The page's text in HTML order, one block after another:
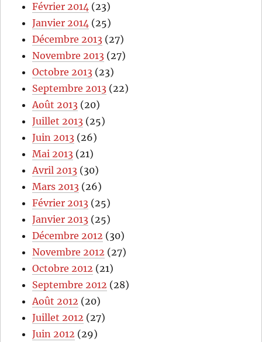
Février 2014 (23)
Janvier 2014 (25)
Décembre 2013 (27)
Novembre 2013 (27)
Octobre 2013 (23)
Septembre 2013 (22)
Août 2013 (20)
Juillet 2013 (25)
Juin 2013 (26)
Mai 2013 (21)
Avril 2013 (30)
Mars 2013 (26)
Février 2013 (25)
Janvier 2013 (25)
Décembre 2012 (30)
Novembre 2012 (27)
Octobre 2012 (21)
Septembre 2012 (28)
Août 2012 (20)
Juillet 2012 (27)
Juin 2012 (29)